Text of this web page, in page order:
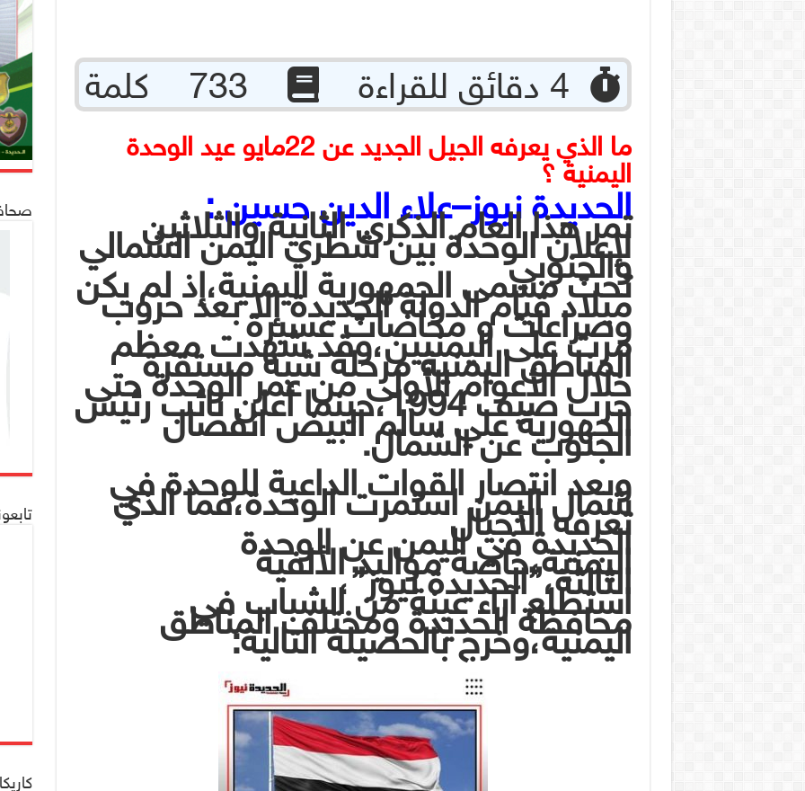
ما الذي يعرفه الجيل الجديد عن 22مايو عيد الوحدة
اليمنية ؟
الحديدة نيوز–علاء الدين حسين :
تمر هذا العام الذكرى الثانية والثلاثين
لإعلان الوحدة بين شطري اليمن الشمالي
والجنوبي
تحت مسمى الجمهورية اليمنية،إذ لم يكن
ميلاد قيام الدولة الجديدة إلا بعد حروب
وصراعات و مخاضات عسيرة
مرت على اليمنيين،وقد شهدت معظم
المناطق اليمنية مرحلة شبه مستقرة
خلال الأعوام الأولى من عمر الوحدة حتى
حرب صيف 1994،حينما أعلن نائب رئيس
الجهورية علي سالم البيض انفصال
الجنوب عن الشمال.
وبعد انتصار القوات الداعية للوحدة في
شمال اليمن استمرت الوحدة،فما الذي
تعرفه الأجيال
الجديدة في اليمن عن الوحدة
اليمنية،خاصة مواليد الألفية
الثالثة،”الحديدة نيوز”،
استطلع آراء عينة من الشباب في
محافظة الحديدة ومختلف المناطق
اليمنية،وخرج بالحصيلة التالية:
صحافة